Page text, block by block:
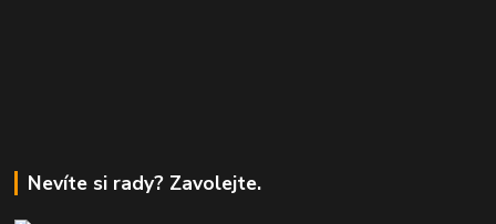
Nevíte si rady? Zavolejte.